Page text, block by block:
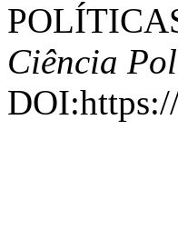
Ciência